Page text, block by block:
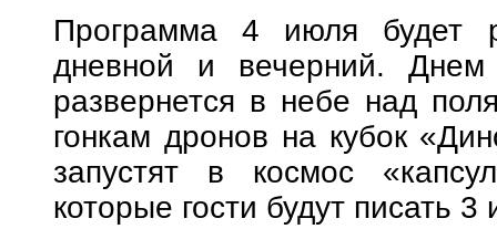
Программа 4 июля будет
дневной и вечерний.
развернется в небе над
гонкам дронов на кубок
запустят в космос
которые гости будут писать